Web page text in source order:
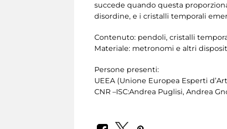
succede quando questa
disordine, e i cristalli temporali
Contenuto: pendoli, cristalli
Materiale: metronomi e altri
Persone presenti:
UEEA (Unione Europea Esperti
CNR –ISC:Andrea Puglisi, Andrea